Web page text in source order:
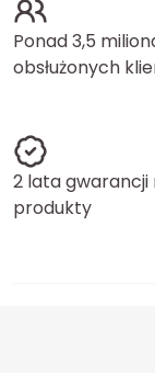
Ponad 3,5
obsłużonych
2 lata gwarancji
produkty